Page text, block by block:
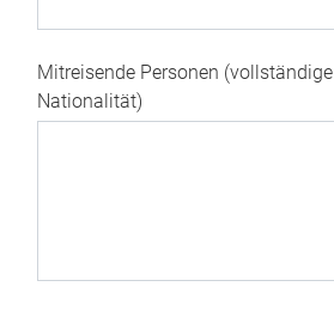
Mitreisende Personen
Nationalität)